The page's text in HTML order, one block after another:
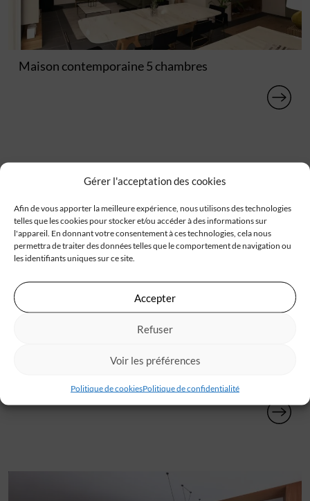
Gérer l'acceptation des cookies
Afin de vous apporter la meilleure expérience, nous utilisons des technologies
telles que les cookies pour stocker et/ou accéder à des informations sur
l'appareil. En donnant votre consentement à ces technologies, cela nous
permettra de traiter des données telles que le comportement de navigation ou
les identifiants uniques sur ce site.
Accepter
Refuser
Voir les préférences
Politique de cookiesPolitique de confidentialité
Maison contemporaine 5 chambres